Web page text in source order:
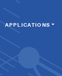
APPLICATIONS